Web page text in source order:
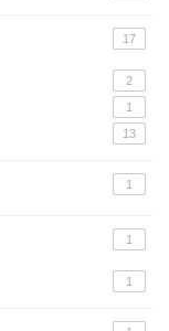
17
2
1
13
1
1
1